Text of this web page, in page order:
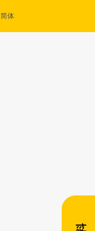
简体